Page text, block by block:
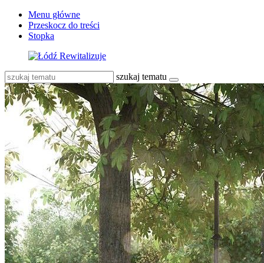
Menu główne
Przeskocz do treści
Stopka
szukaj tematu